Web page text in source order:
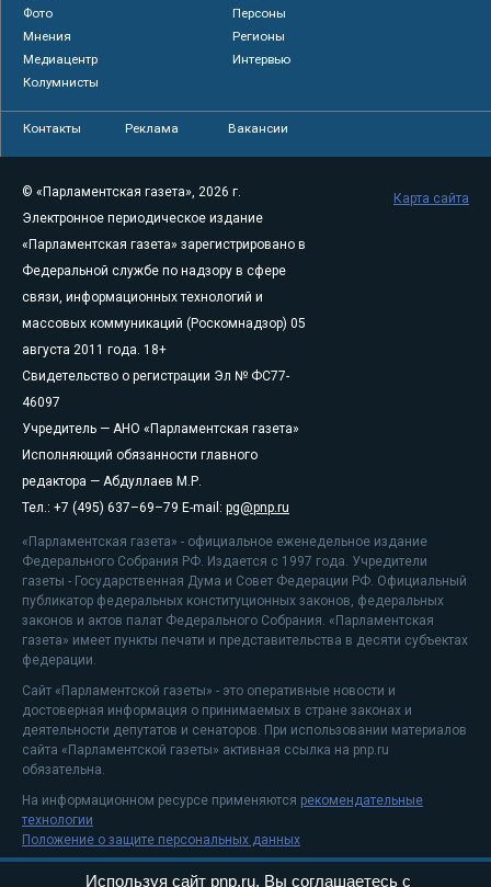
Фото
Персоны
Мнения
Регионы
Медиацентр
Интервью
Колумнисты
Контакты Реклама Вакансии
© «Парламентская газета», 2026 г.
Электронное периодическое издание
«Парламентская газета» зарегистрировано в
Федеральной службе по надзору в сфере
связи, информационных технологий и
массовых коммуникаций (Роскомнадзор) 05
августа 2011 года. 18+
Свидетельство о регистрации Эл № ФС77-
46097
Учредитель — АНО «Парламентская газета»
Исполняющий обязанности главного
редактора — Абдуллаев М.Р.
Тел.: +7 (495) 637–69–79 E-mail: pg@pnp.ru
«Парламентская газета» - официальное еженедельное издание
Федерального Собрания РФ. Издается с 1997 года. Учредители
газеты - Государственная Дума и Совет Федерации РФ. Официальный
публикатор федеральных конституционных законов, федеральных
законов и актов палат Федерального Собрания. «Парламентская
газета» имеет пункты печати и представительства в десяти субъектах
федерации.
Сайт «Парламентской газеты» - это оперативные новости и
достоверная информация о принимаемых в стране законах и
деятельности депутатов и сенаторов. При использовании материалов
сайта «Парламентской газеты» активная ссылка на pnp.ru
обязательна.
На информационном ресурсе применяются рекомендательные
технологии
Положение о защите персональных данных
Карта сайта
Используя сайт pnp.ru, Вы соглашаетесь с